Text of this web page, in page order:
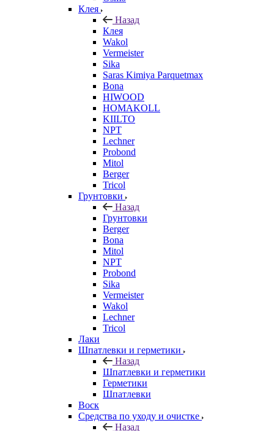
Клея
Назад
Клея
Wakol
Vermeister
Sika
Saras Kimiya Parquetmax
Bona
HIWOOD
HOMAKOLL
KIILTO
NPT
Lechner
Probond
Mitol
Berger
Tricol
Грунтовки
Назад
Грунтовки
Berger
Bona
Mitol
NPT
Probond
Sika
Vermeister
Wakol
Lechner
Tricol
Лаки
Шпатлевки и герметики
Назад
Шпатлевки и герметики
Герметики
Шпатлевки
Воск
Средства по уходу и очистке
Назад